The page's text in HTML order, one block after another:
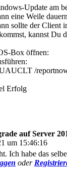
Update am
eine Weile
sollte der Client
kannst Du
Box öffnen:
/
Erfolg
auf Server
um 15:46:16
Ich habe das
oder